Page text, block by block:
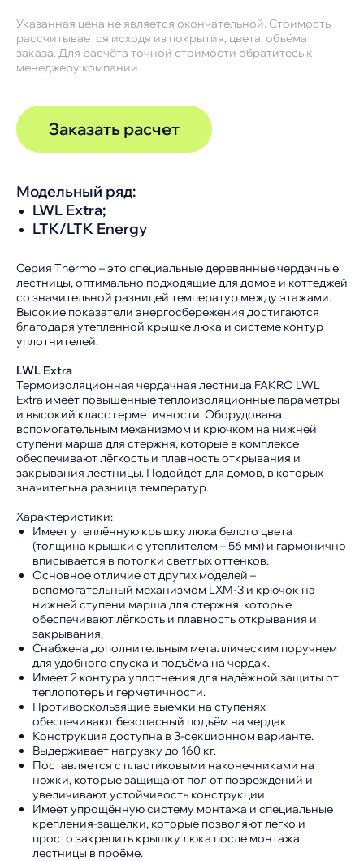
Указанная цена не является окончательной. Стоимость
рассчитывается исходя из покрытия, цвета, объёма
заказа. Для расчёта точной стоимости обратитесь к
менеджеру компании.
Заказать расчет
Модельный ряд:
LWL Extra;
LTK/LTK Energy
Серия Thermo – это специальные деревянные чердачные
лестницы, оптимально подходящие для домов и коттеджей
со значительной разницей температур между этажами.
Высокие показатели энергосбережения достигаются
благодаря утепленной крышке люка и системе контур
уплотнителей.
LWL Extra
Термоизоляционная чердачная лестница FAKRO LWL
Extra имеет повышенные теплоизоляционные параметры
и высокий класс герметичности. Оборудована
вспомогательным механизмом и крючком на нижней
ступени марша для стержня, которые в комплексе
обеспечивают лёгкость и плавность открывания и
закрывания лестницы. Подойдёт для домов, в которых
значительна разница температур.
Характеристики:
Имеет утеплённую крышку люка белого цвета
(толщина крышки с утеплителем – 56 мм) и гармонично
вписывается в потолки светлых оттенков.
Основное отличие от других моделей –
вспомогательный механизмом LXM-3 и крючок на
нижней ступени марша для стержня, которые
обеспечивают лёгкость и плавность открывания и
закрывания.
Снабжена дополнительным металлическим поручнем
для удобного спуска и подъёма на чердак.
Имеет 2 контура уплотнения для надёжной защиты от
теплопотерь и герметичности.
Противоскользящие выемки на ступенях
обеспечивают безопасный подъём на чердак.
Конструкция доступна в 3-секционном варианте.
Выдерживает нагрузку до 160 кг.
Поставляется с пластиковыми наконечниками на
ножки, которые защищают пол от повреждений и
увеличивают устойчивость конструкции.
Имеет упрощённую систему монтажа и специальные
крепления-защёлки, которые позволяют легко и
просто закрепить крышку люка после монтажа
лестницы в проёме.